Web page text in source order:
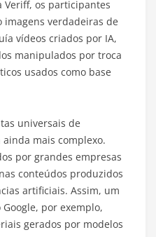
Veriff, os participantes
verdadeiras de
vídeos criados por IA,
manipulados por troca
usados como base
universais de
mais complexo.
por grandes empresas
conteúdos produzidos
artificiais. Assim, um
por exemplo,
gerados por modelos